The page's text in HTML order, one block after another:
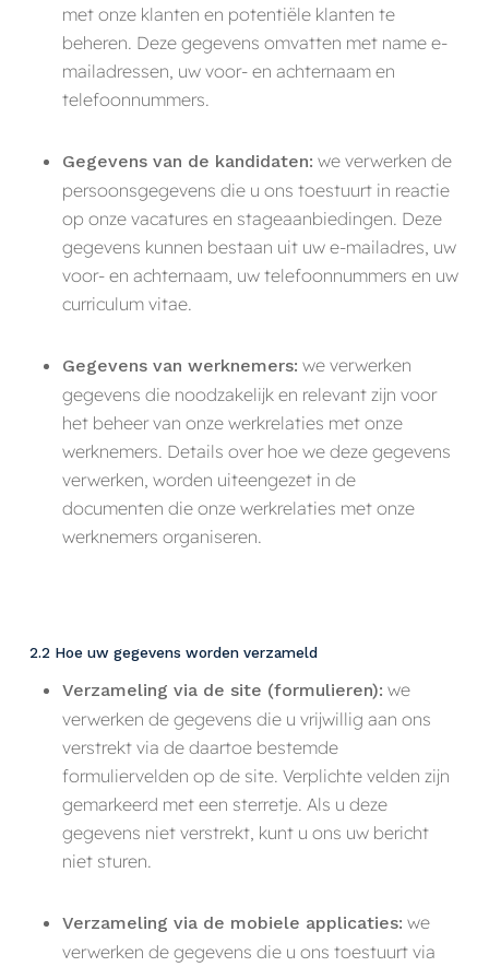
met onze klanten en potentiële klanten te
beheren. Deze gegevens omvatten met name e-
mailadressen, uw voor- en achternaam en
telefoonnummers.
Gegevens van de kandidaten: we verwerken de
persoonsgegevens die u ons toestuurt in reactie
op onze vacatures en stageaanbiedingen. Deze
gegevens kunnen bestaan uit uw e-mailadres, uw
voor- en achternaam, uw telefoonnummers en uw
curriculum vitae.
Gegevens van werknemers: we verwerken
gegevens die noodzakelijk en relevant zijn voor
het beheer van onze werkrelaties met onze
werknemers. Details over hoe we deze gegevens
verwerken, worden uiteengezet in de
documenten die onze werkrelaties met onze
werknemers organiseren.
2.2 Hoe uw gegevens worden verzameld
Verzameling via de site (formulieren): we
verwerken de gegevens die u vrijwillig aan ons
verstrekt via de daartoe bestemde
formuliervelden op de site. Verplichte velden zijn
gemarkeerd met een sterretje. Als u deze
gegevens niet verstrekt, kunt u ons uw bericht
niet sturen.
Verzameling via de mobiele applicaties: we
verwerken de gegevens die u ons toestuurt via